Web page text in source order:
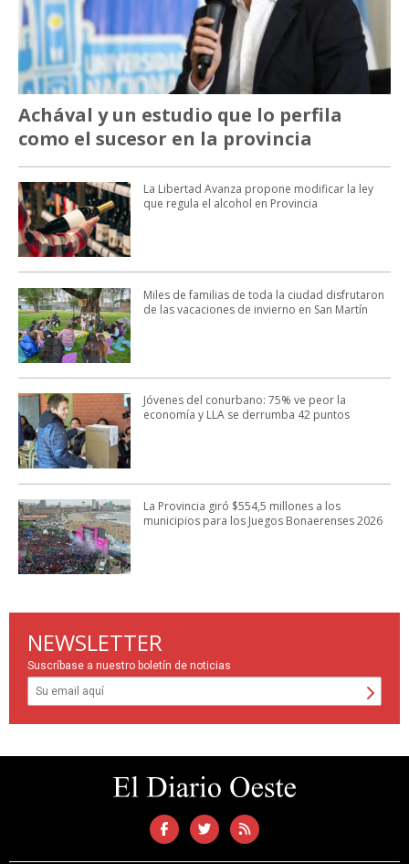
Achával y un estudio que lo perfila
como el sucesor en la provincia
La Libertad Avanza propone modificar la ley
que regula el alcohol en Provincia
Miles de familias de toda la ciudad disfrutaron
de las vacaciones de invierno en San Martín
Jóvenes del conurbano: 75% ve peor la
economía y LLA se derrumba 42 puntos
La Provincia giró $554,5 millones a los
municipios para los Juegos Bonaerenses 2026
NEWSLETTER
Suscríbase a nuestro boletín de noticias